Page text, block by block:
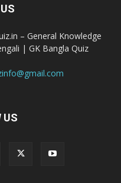
– General Knowledge
| GK Bangla Quiz
US